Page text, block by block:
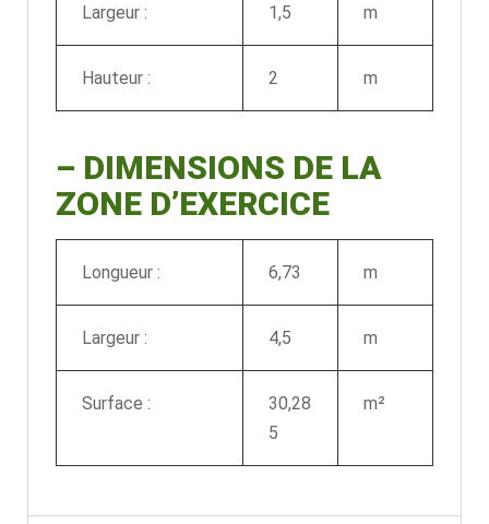
Largeur : 1,5 m
Hauteur : 2 m
– DIMENSIONS DE LA
ZONE D’EXERCICE
Longueur : 6,73 m
Largeur : 4,5 m
Surface :
30,28
5
m²